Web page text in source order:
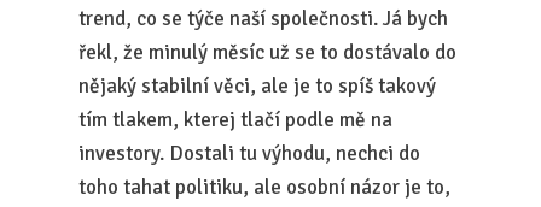
trend, co se týče naší společnosti. Já bych
řekl, že minulý měsíc už se to dostávalo do
nějaký stabilní věci, ale je to spíš takový
tím tlakem, kterej tlačí podle mě na
investory. Dostali tu výhodu, nechci do
toho tahat politiku, ale osobní názor je to,